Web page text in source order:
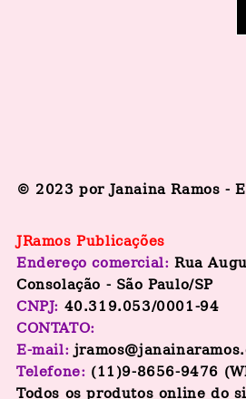
© 2023 por Janaina Ramos -
JRamos Publicações
Endereço comercial: Rua
Consolação - São Paulo/SP
CNPJ: 40.319.053/0001-94
CONTATO:
E-mail:
Telefone: (11)9-8656-9476
Todos os produtos online do